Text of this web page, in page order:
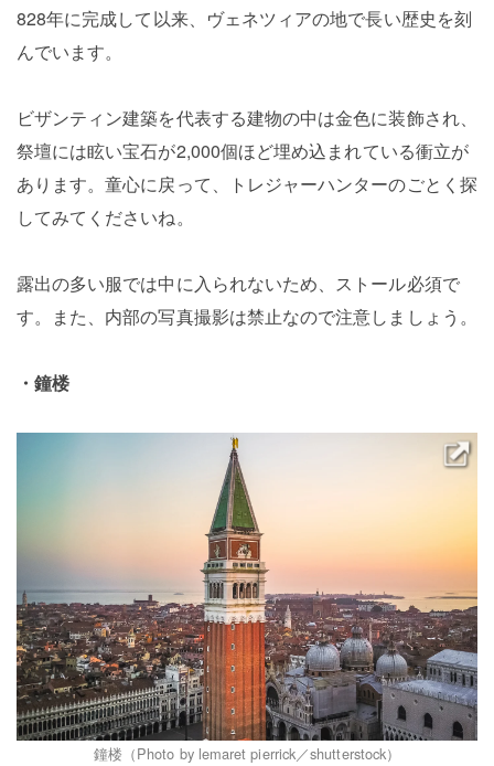
828年に完成して以来、ヴェネツィアの地で長い歴史を刻
んでいます。
ビザンティン建築を代表する建物の中は金色に装飾され、
祭壇には眩い宝石が2,000個ほど埋め込まれている衝立が
あります。童心に戻って、トレジャーハンターのごとく探
してみてくださいね。
露出の多い服では中に入られないため、ストール必須で
す。また、内部の写真撮影は禁止なので注意しましょう。
・鐘楼
鐘楼（Photo by lemaret pierrick／shutterstock）